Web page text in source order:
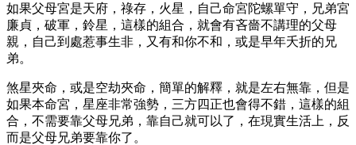
如果父母宮是天府，祿存，火星，自己命宮陀螺單守，兄弟宮
廉貞，破軍，鈴星，這樣的組合，就會有吝嗇不講理的父母
親，自己到處惹事生非，又有和你不和，或是早年夭折的兄
弟。
煞星夾命，或是空劫夾命，簡單的解釋，就是左右無靠，但是
如果本命宮，星座非常強勢，三方四正也會得不錯，這樣的組
合，不需要靠父母兄弟，靠自己就可以了，在現實生活上，反
而是父母兄弟要靠你了。